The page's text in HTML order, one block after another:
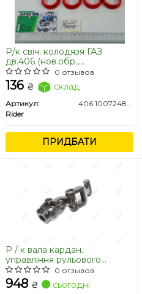
Р/к свіч. колодязя ГАЗ
дв.406 (нов.обр.,
червон.силікон)) (RIDER)
0 отзывов
136 ₴ склад
Артикул:
Rider
ПРИДБАТИ
Р / к вала кардан.
управління рульового
(ніжн.часть) 3302 (RIDER)
0 отзывов
948 ₴ сьогодні